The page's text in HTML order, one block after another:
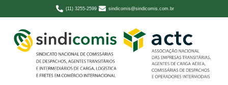
(11) 3255-2599 sindicomis@sindicomis.com.br